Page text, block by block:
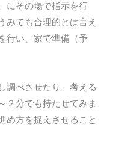
にその場で指示を行
みても合理的とは言え
行い、家で準備（予
調べさせたり、考える
２分でも持たせてみま
め方を捉えさせること